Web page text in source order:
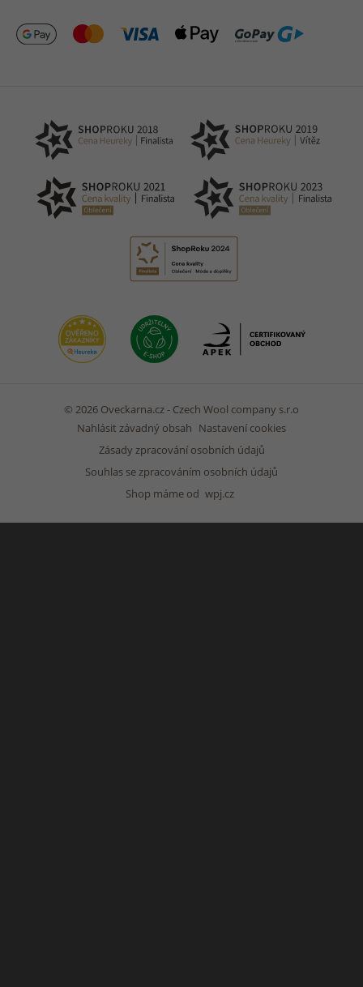
© 2026 Oveckarna.cz - Czech Wool company s.r.o
Nahlásit závadný obsah Nastavení cookies
Zásady zpracování osobních údajů
Souhlas se zpracováním osobních údajů
Shop máme od wpj.cz